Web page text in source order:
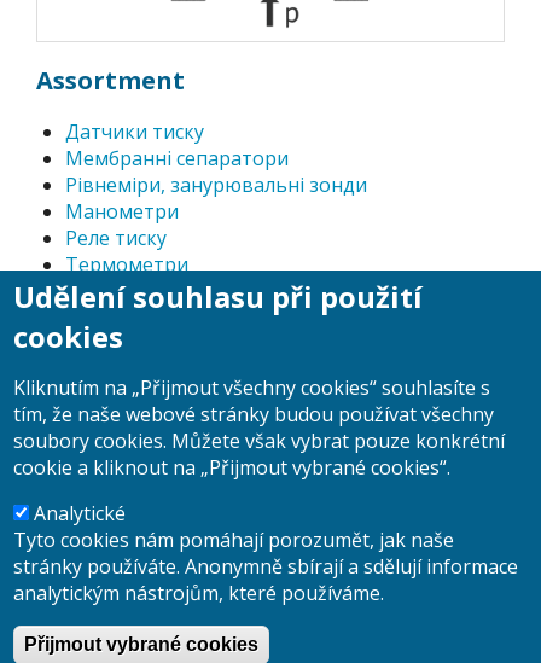
Assortment
Датчики тиску
Мембранні сепаратори
Рівнеміри, занурювальні зонди
Манометри
Реле тиску
Термометри
Цифрові манометри
Приладдя до манометрів
Клапани, клапанна арматура
Реле потужності
Плавункові витратоміри
Пошук
Пошук
Udělení souhlasu při použití
cookies
Kliknutím na „Přijmout všechny cookies“ souhlasíte s
tím, že naše webové stránky budou používat všechny
soubory cookies. Můžete však vybrat pouze konkrétní
cookie a kliknout na „Přijmout vybrané cookies“.
Analytické
Tyto cookies nám pomáhají porozumět, jak naše
stránky používáte. Anonymně sbírají a sdělují informace
analytickým nástrojům, které používáme.
Přijmout vybrané cookies